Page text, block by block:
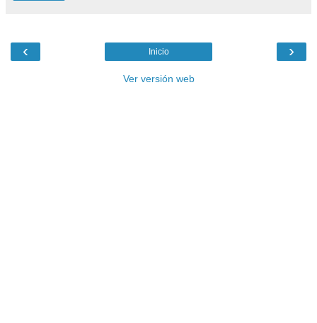
‹ ›
Inicio
Ver versión web